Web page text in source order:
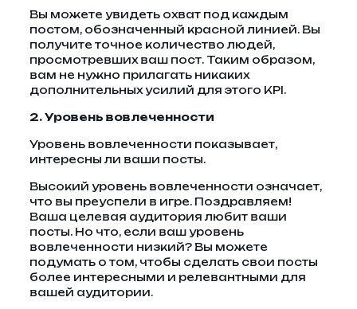
Вы можете увидеть охват под каждым
постом, обозначенный красной линией. Вы
получите точное количество людей,
просмотревших ваш пост. Таким образом,
вам не нужно прилагать никаких
дополнительных усилий для этого KPI.
2. Уровень вовлеченности
Уровень вовлеченности показывает,
интересны ли ваши посты.
Высокий уровень вовлеченности означает,
что вы преуспели в игре. Поздравляем!
Ваша целевая аудитория любит ваши
посты. Но что, если ваш уровень
вовлеченности низкий? Вы можете
подумать о том, чтобы сделать свои посты
более интересными и релевантными для
вашей аудитории.